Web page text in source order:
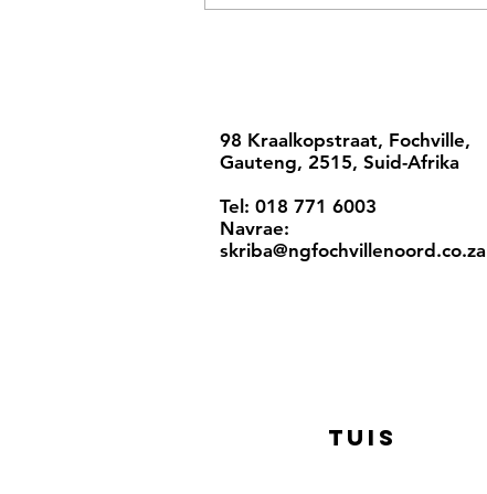
98 Kraalkopstraat, Fochville,
Gauteng, 2515, Suid-Afrika
Tel: 018 771 6003
Navrae:
skriba@ngfochvillenoord.co.za
Tuis